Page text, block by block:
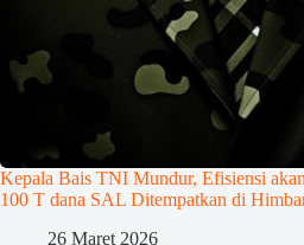
Kepala Bais TNI Mundur, Efisiensi
100 T dana SAL Ditempatkan di
26 Maret 2026